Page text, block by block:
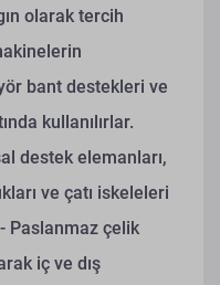
olarak tercih
bant destekleri ve
kullanılırlar.
destek elemanları,
ve çatı iskeleleri
- Paslanmaz çelik
iç ve dış